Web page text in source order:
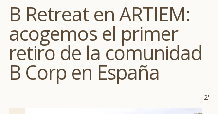
B Retreat en ARTIEM:
acogemos el primer
retiro de la comunidad
B Corp en España
2'